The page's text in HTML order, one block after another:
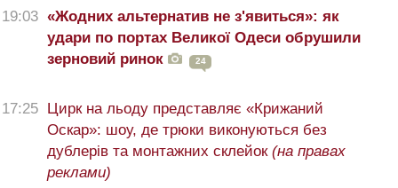
19:03 «Жодних альтернатив не з'явиться»: як
удари по портах Великої Одеси обрушили
зерновий ринок
24
17:25
Цирк на льоду представляє «Крижаний
Оскар»: шоу, де трюки виконуються без
дублерів та монтажних склейок (на правах
реклами)